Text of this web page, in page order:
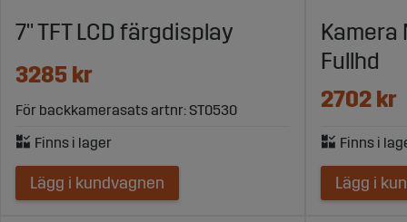
7" TFT LCD färgdisplay
3285 kr
För backkamerasats artnr: ST0530
Lägg i kundvagnen
Fullhd
2702 kr
Lägg i